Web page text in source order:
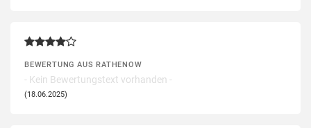
BEWERTUNG AUS RATHENOW
- Kein Bewertungstext vorhanden -
(18.06.2025)